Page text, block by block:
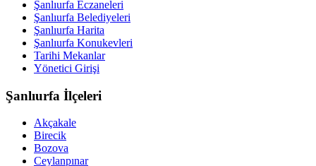
Şanlıurfa Eczaneleri
Şanlıurfa Belediyeleri
Şanlıurfa Harita
Şanlıurfa Konukevleri
Tarihi Mekanlar
Yönetici Girişi
Şanlıurfa İlçeleri
Akçakale
Birecik
Bozova
Ceylanpınar